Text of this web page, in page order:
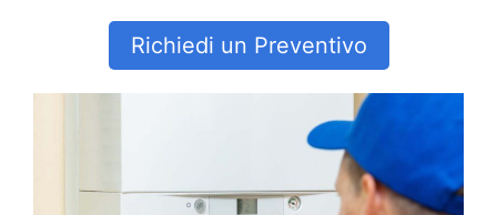
Richiedi un Preventivo